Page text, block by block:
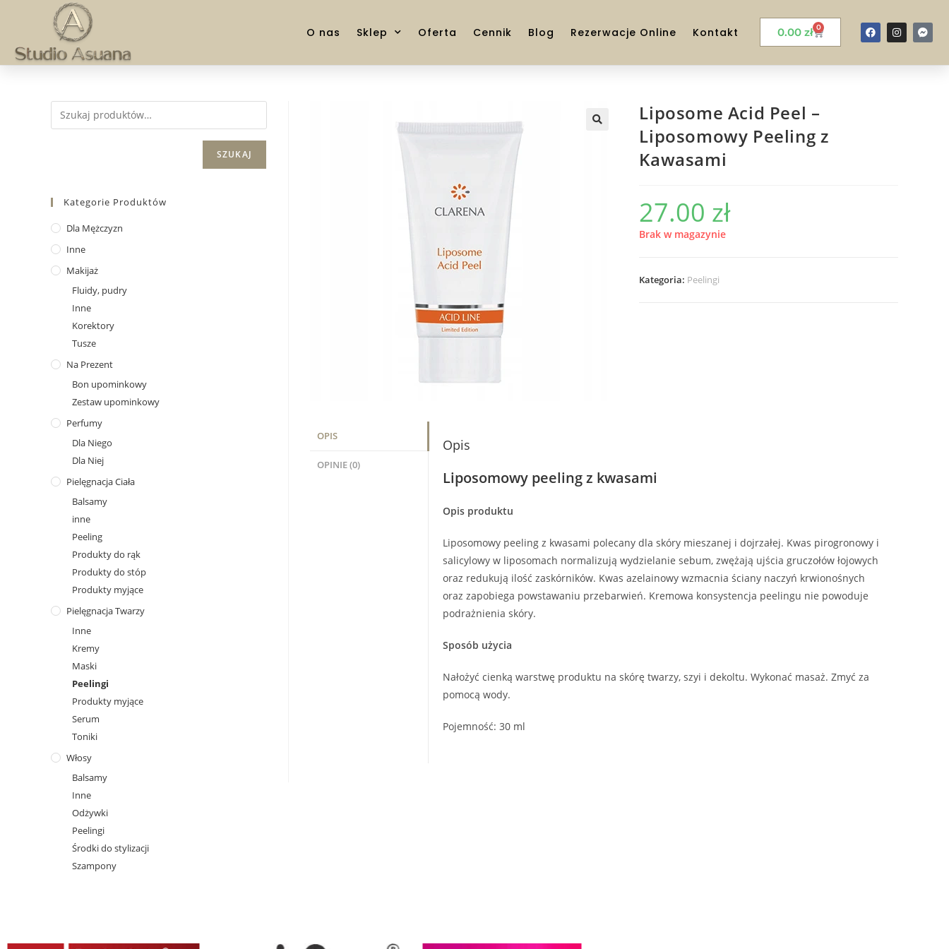
O nas Sklep Oferta Cennik Blog Rezerwacje Online Kontakt 0.00zł 0
Liposome Acid Peel –
Liposomowy Peeling z
Kawasami
27.00 zł
Brak w magazynie
Kategoria: Peelingi
OPIS
OPINIE (0)
Opis
Liposomowy peeling z kwasami
Opis produktu
Liposomowy peeling z kwasami polecany dla skóry mieszanej i dojrzałej. Kwas pirogronowy i
salicylowy w liposomach normalizują wydzielanie sebum, zwężają ujścia gruczołów łojowych
oraz redukują ilość zaskórników. Kwas azelainowy wzmacnia ściany naczyń krwionośnych
oraz zapobiega powstawaniu przebarwień. Kremowa konsystencja peelingu nie powoduje
podrażnienia skóry.
Sposób użycia
Nałożyć cienką warstwę produktu na skórę twarzy, szyi i dekoltu. Wykonać masaż. Zmyć za
pomocą wody.
Pojemność: 30 ml
SZUKAJ
Kategorie Produktów
Dla Mężczyzn
Inne
Makijaż
Fluidy, pudry
Inne
Korektory
Tusze
Na Prezent
Bon upominkowy
Zestaw upominkowy
Perfumy
Dla Niego
Dla Niej
Pielęgnacja Ciała
Balsamy
inne
Peeling
Produkty do rąk
Produkty do stóp
Produkty myjące
Pielęgnacja Twarzy
Inne
Kremy
Maski
Peelingi
Produkty myjące
Serum
Toniki
Włosy
Balsamy
Inne
Odżywki
Peelingi
Środki do stylizacji
Szampony